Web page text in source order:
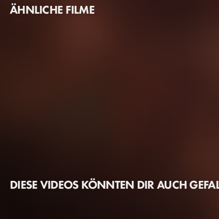
ÄHNLICHE FILME
DIESE VIDEOS KÖNNTEN DIR AUCH